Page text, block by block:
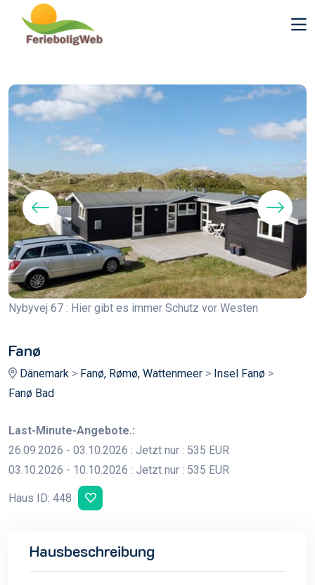
Nybyvej 67 : Hier gibt es immer Schutz vor Westen
Fanø
Dänemark > Fanø, Rømø, Wattenmeer > Insel Fanø >
Fanø Bad
Last-Minute-Angebote.:
26.09.2026 - 03.10.2026 : Jetzt nur : 535 EUR
03.10.2026 - 10.10.2026 : Jetzt nur : 535 EUR
Haus ID: 448
Hausbeschreibung